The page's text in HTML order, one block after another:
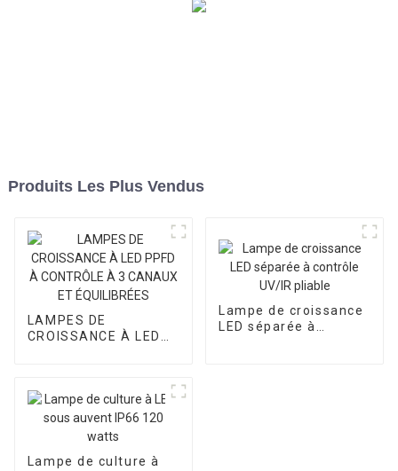
Produits Les Plus Vendus
LAMPES DE
CROISSANCE À LED
Lampe de croissance
LED séparée à
Lampe de culture à